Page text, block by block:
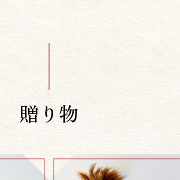
贈り物